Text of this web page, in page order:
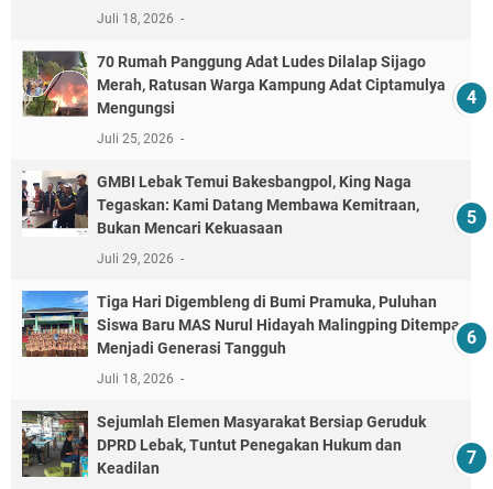
Juli 18, 2026
70 Rumah Panggung Adat Ludes Dilalap Sijago
Merah, Ratusan Warga Kampung Adat Ciptamulya
Mengungsi
Juli 25, 2026
GMBI Lebak Temui Bakesbangpol, King Naga
Tegaskan: Kami Datang Membawa Kemitraan,
Bukan Mencari Kekuasaan
Juli 29, 2026
Tiga Hari Digembleng di Bumi Pramuka, Puluhan
Siswa Baru MAS Nurul Hidayah Malingping Ditempa
Menjadi Generasi Tangguh
Juli 18, 2026
Sejumlah Elemen Masyarakat Bersiap Geruduk
DPRD Lebak, Tuntut Penegakan Hukum dan
Keadilan